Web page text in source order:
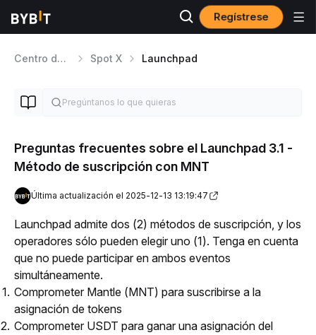
Regístrese
Centro de ayuda Spot X Launchpad
Preguntas frecuentes sobre el Launchpad 3.1 -
Método de suscripción con MNT
Última actualización el 2025-12-13 13:19:47
Launchpad admite dos (2) métodos de suscripción, y los
operadores sólo pueden elegir uno (1). Tenga en cuenta
que no puede participar en ambos eventos
simultáneamente.
Comprometer Mantle (MNT) para suscribirse a la
asignación de tokens
Comprometer USDT para ganar una asignación del